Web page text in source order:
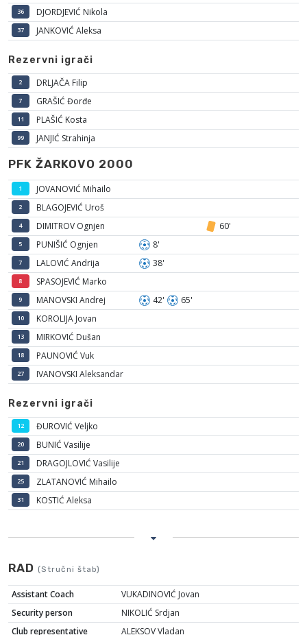
36 DJORDJEVIĆ Nikola
37 JANKOVIĆ Aleksa
Rezervni igrači
2 DRLJAČA Filip
7 GRAŠIĆ Đorđe
11 PLAŠIĆ Kosta
99 JANJIĆ Strahinja
PFK ŽARKOVO 2000
1 JOVANOVIĆ Mihailo
2 BLAGOJEVIĆ Uroš
4 DIMITROV Ognjen 60'
5 PUNIŠIĆ Ognjen 8'
7 LALOVIĆ Andrija 38'
8 SPASOJEVIĆ Marko
9 MANOVSKI Andrej 42' 65'
10 KOROLIJA Jovan
13 MIRKOVIĆ Dušan
18 PAUNOVIĆ Vuk
27 IVANOVSKI Aleksandar
Rezervni igrači
12 ĐUROVIĆ Veljko
20 BUNIĆ Vasilije
21 DRAGOJLOVIĆ Vasilije
25 ZLATANOVIĆ Mihailo
31 KOSTIĆ Aleksa
RAD (Stručni štab)
Assistant Coach
VUKADINOVIĆ Jovan
Security person
NIKOLIĆ Srdjan
Club representative
ALEKSOV Vladan